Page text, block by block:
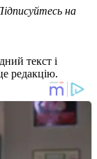
на
текст і
редакцію.